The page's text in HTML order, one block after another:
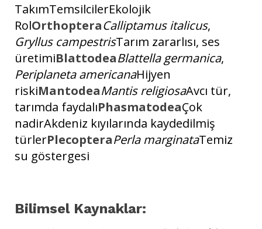
TakımTemsilcilerEkolojik
RolOrthopteraCalliptamus italicus,
Gryllus campestrisTarım zararlısı, ses
üretimiBlattodeaBlattella germanica,
Periplaneta americanaHijyen
riskiMantodeaMantis religiosaAvcı tür,
tarımda faydalıPhasmatodeaÇok
nadirAkdeniz kıyılarında kaydedilmiş
türlerPlecopteraPerla marginataTemiz
su göstergesi
Bilimsel Kaynaklar: